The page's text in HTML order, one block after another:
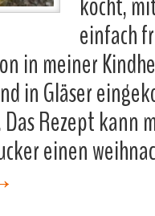
einfach
in meiner
in Gläser
Rezept kann
einen